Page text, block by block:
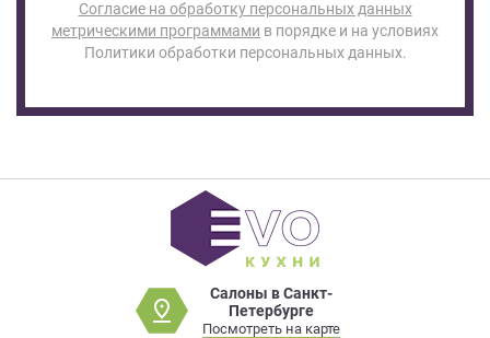
Согласие на обработку персональных данных
метрическими программами в порядке и на условиях
Политики обработки персональных данных.
Салоны в Санкт-
Петербурге
Посмотреть на карте